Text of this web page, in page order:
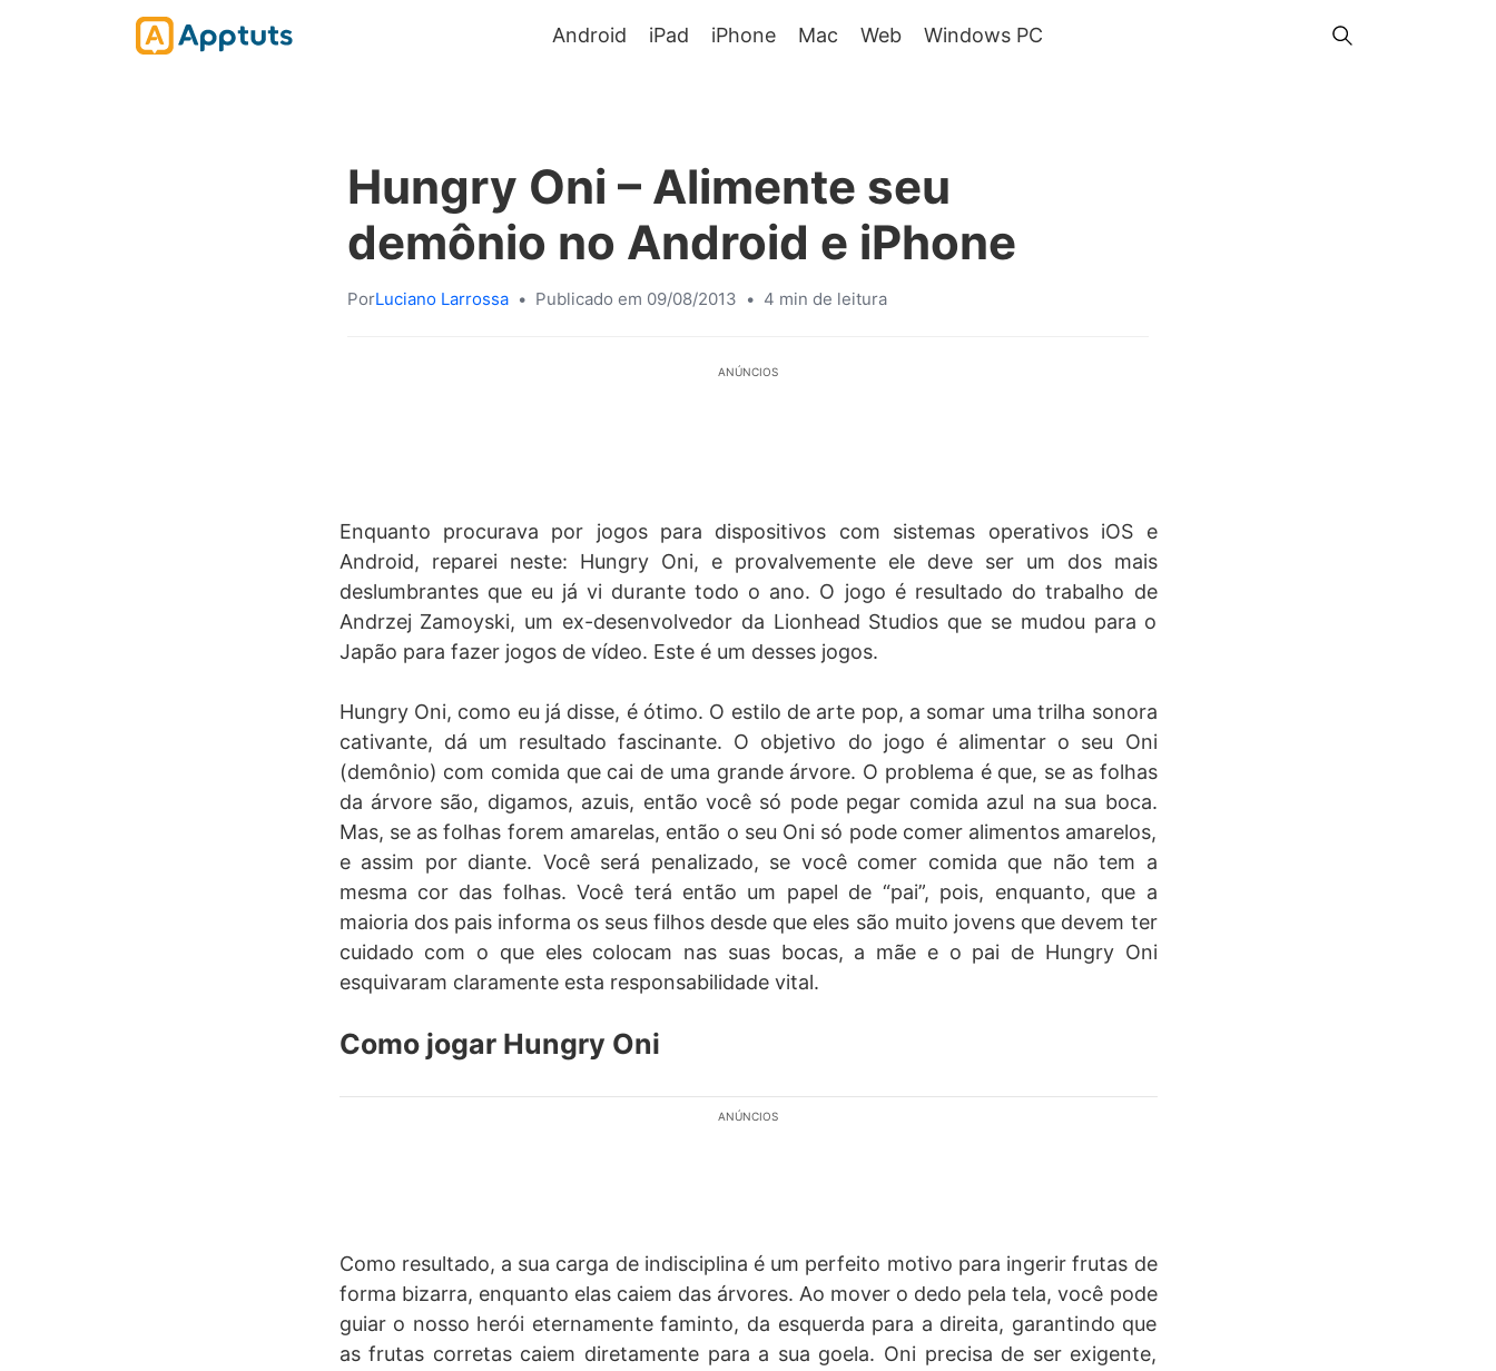
Android iPad iPhone Mac Web Windows PC
Hungry Oni – Alimente seu
demônio no Android e iPhone
PorLuciano Larrossa • Publicado em 09/08/2013 • 4 min de leitura
ANÚNCIOS
Enquanto procurava por jogos para dispositivos com sistemas operativos iOS e
Android, reparei neste: Hungry Oni, e provalvemente ele deve ser um dos mais
deslumbrantes que eu já vi durante todo o ano. O jogo é resultado do trabalho de
Andrzej Zamoyski, um ex-desenvolvedor da Lionhead Studios que se mudou para o
Japão para fazer jogos de vídeo. Este é um desses jogos.
Hungry Oni, como eu já disse, é ótimo. O estilo de arte pop, a somar uma trilha sonora
cativante, dá um resultado fascinante. O objetivo do jogo é alimentar o seu Oni
(demônio) com comida que cai de uma grande árvore. O problema é que, se as folhas
da árvore são, digamos, azuis, então você só pode pegar comida azul na sua boca.
Mas, se as folhas forem amarelas, então o seu Oni só pode comer alimentos amarelos,
e assim por diante. Você será penalizado, se você comer comida que não tem a
mesma cor das folhas. Você terá então um papel de “pai”, pois, enquanto, que a
maioria dos pais informa os seus filhos desde que eles são muito jovens que devem ter
cuidado com o que eles colocam nas suas bocas, a mãe e o pai de Hungry Oni
esquivaram claramente esta responsabilidade vital.
Como jogar Hungry Oni
ANÚNCIOS
Como resultado, a sua carga de indisciplina é um perfeito motivo para ingerir frutas de
forma bizarra, enquanto elas caiem das árvores. Ao mover o dedo pela tela, você pode
guiar o nosso herói eternamente faminto, da esquerda para a direita, garantindo que
as frutas corretas caiem diretamente para a sua goela. Oni precisa de ser exigente,